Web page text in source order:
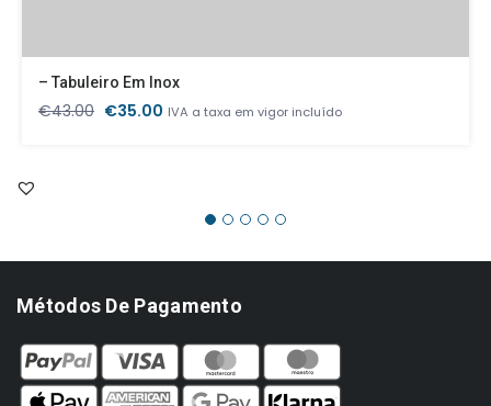
– Tabuleiro Em Inox
€43.00 O
€35.00 O
IVA a taxa em vigor incluído
Métodos De Pagamento